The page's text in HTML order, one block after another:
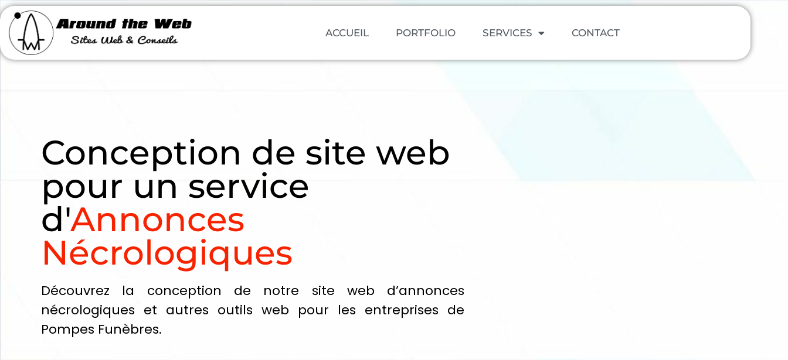
ACCUEIL PORTFOLIO SERVICES CONTACT
Conception de site web
pour un service
d'Annonces
Nécrologiques
Découvrez la conception de notre site web d’annonces
nécrologiques et autres outils web pour les entreprises de
Pompes Funèbres.